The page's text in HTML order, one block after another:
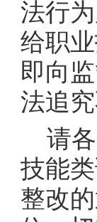
法行
给职
即向
法追
请
技能
整改